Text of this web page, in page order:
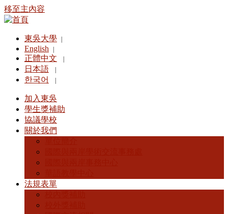
移至主內容
東吳大學
English
正體中文
日本語
한국어
加入東吳
學生獎補助
協議學校
關於我們
法規表單